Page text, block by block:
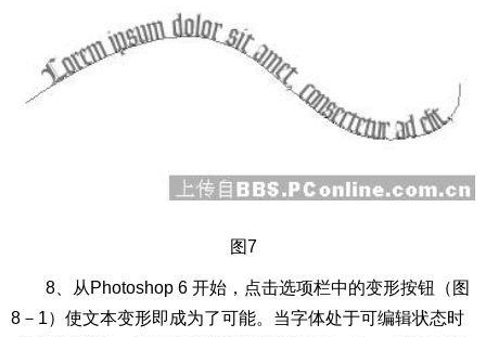
图7
8、从Photoshop 6 开始，点击选项栏中的变形按钮（图
8－1）使文本变形即成为了可能。当字体处于可编辑状态时